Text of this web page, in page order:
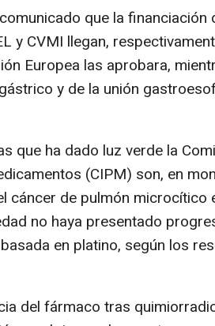
que la financiación
y CVMI llegan,
Europea las aprobara,
y de la unión
que ha dado luz verde la
(CIPM) son, en
cáncer de pulmón microcítico
no haya presentado
en platino, según los
del fármaco tras